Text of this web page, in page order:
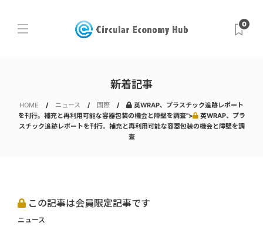
0
新着記事
HOME ニュース 国際
英WRAP、プラスチック追跡レポート
を刊行。補充と再利用可能な容器包装の機会と障壁を調査">
英WRAP、プラ
スチック追跡レポートを刊行。補充と再利用可能な容器包装の機会と障壁を調
査
この記事は会員限定記事です
ニュース